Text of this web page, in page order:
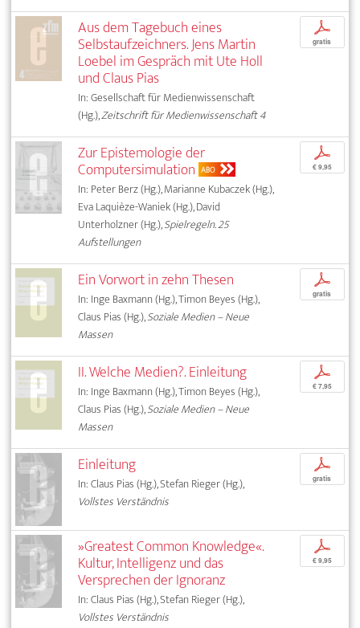
Aus dem Tagebuch eines
Selbstaufzeichners. Jens Martin
Loebel im Gespräch mit Ute Holl
und Claus Pias
In: Gesellschaft für Medienwissenschaft
(Hg.),Zeitschrift für Medienwissenschaft 4
p
gratis
Zur Epistemologie der
Computersimulation ABO
In: Peter Berz (Hg.), Marianne Kubaczek (Hg.),
Eva Laquièze-Waniek (Hg.), David
Unterholzner (Hg.),Spielregeln. 25
Aufstellungen
p
€ 9,95
Ein Vorwort in zehn Thesen
In: Inge Baxmann (Hg.), Timon Beyes (Hg.),
Claus Pias (Hg.),Soziale Medien – Neue
Massen
p
gratis
II. Welche Medien?. Einleitung
In: Inge Baxmann (Hg.), Timon Beyes (Hg.),
Claus Pias (Hg.),Soziale Medien – Neue
Massen
p
€ 7,95
Einleitung
In: Claus Pias (Hg.), Stefan Rieger (Hg.),
Vollstes Verständnis
p
gratis
»Greatest Common Knowledge«.
Kultur, Intelligenz und das
Versprechen der Ignoranz
In: Claus Pias (Hg.), Stefan Rieger (Hg.),
Vollstes Verständnis
p
€ 9,95